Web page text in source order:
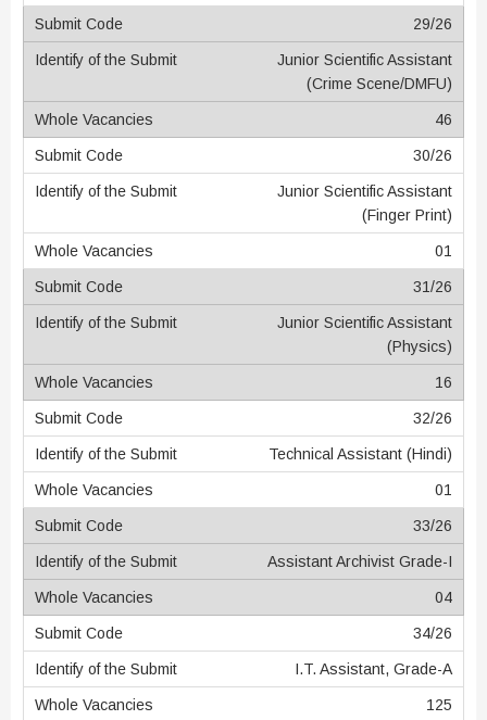
29/26
Junior Scientific Assistant
(Crime Scene/DMFU)
46
30/26
Junior Scientific Assistant
(Finger Print)
01
31/26
Junior Scientific Assistant
(Physics)
16
32/26
Technical Assistant (Hindi)
01
33/26
Assistant Archivist Grade-I
04
34/26
I.T. Assistant, Grade-A
125